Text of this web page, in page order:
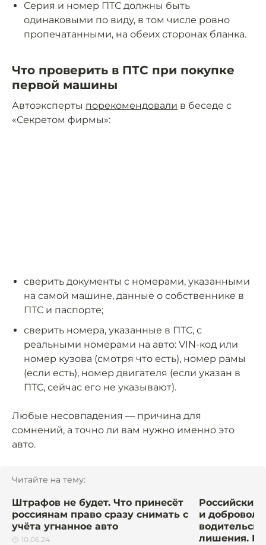
Серия и номер ПТС должны быть
одинаковыми по виду, в том числе ровно
пропечатанными, на обеих сторонах бланка.
Что проверить в ПТС при покупке
первой машины
Автоэксперты порекомендовали в беседе с
«Секретом фирмы»:
сверить документы с номерами, указанными
на самой машине, данные о собственнике в
ПТС и паспорте;
сверить номера, указанные в ПТС, с
реальными номерами на авто: VIN-код или
номер кузова (смотря что есть), номер рамы
(если есть), номер двигателя (если указан в
ПТС, сейчас его не указывают).
Любые несовпадения — причина для
сомнений, а точно ли вам нужно именно это
авто.
Читайте на тему:
Штрафов не будет. Что принесёт
россиянам право сразу снимать с
учёта угнанное авто
10.06.24
и
лишения. Но